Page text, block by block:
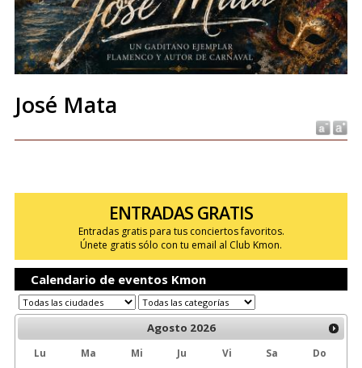
José Mata
ENTRADAS GRATIS
Entradas gratis para tus conciertos favoritos.
Únete gratis sólo con tu email al Club Kmon.
Calendario de eventos Kmon
Agosto 2026
Lu Ma Mi Ju Vi Sa
Do